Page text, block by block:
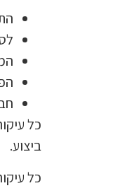
ביצוע.
כל